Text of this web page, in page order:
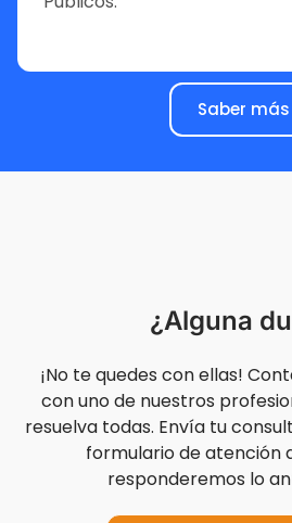
Saber más
¿Alguna
¡No te quedes con ellas!
con uno de nuestros
resuelva todas. Envía tu
formulario de atención
responderemos lo